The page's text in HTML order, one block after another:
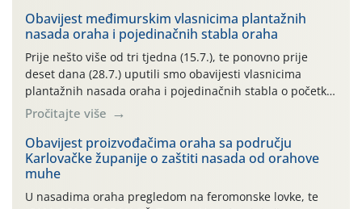
06.7.)! Na početku ovog mjeseca je zabilježeno je
povijesno i ekstremno vruće meteorološko razdoblje, uz
najviše temperature […]
Obavijest međimurskim vlasnicima plantažnih
nasada oraha i pojedinačnih stabla oraha
Prije nešto više od tri tjedna (15.7.), te ponovno prije
deset dana (28.7.) uputili smo obavijesti vlasnicima
plantažnih nasada oraha i pojedinačnih stabla o početku
leta i ovogodišnjoj potrebi usmjerenog suzbijanja
orahove muhe (Rhagoletis completa)! Već dvanaest dana
traje drugi ovogodišnji “toplinski udar”, koji naročito
izražen zadnja šest dana (31.7.-05.8.), jer najviše
temperature zraka svakodnevno […]
Pročitajte više
Obavijest proizvođačima oraha sa području
Karlovačke županije o zaštiti nasada od orahove
muhe
U nasadima oraha pregledom na feromonske lovke, te